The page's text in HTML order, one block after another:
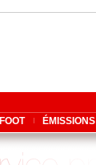
ÉMISSIONS